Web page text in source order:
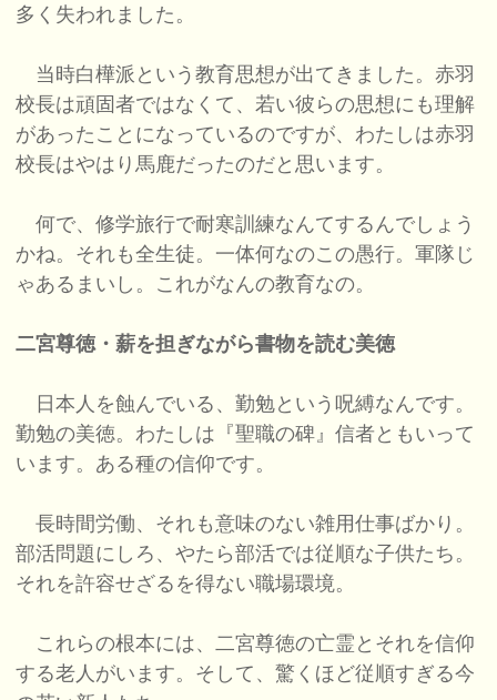
多く失われました。
当時白樺派という教育思想が出てきました。赤羽
校長は頑固者ではなくて、若い彼らの思想にも理解
があったことになっているのですが、わたしは赤羽
校長はやはり馬鹿だったのだと思います。
何で、修学旅行で耐寒訓練なんてするんでしょう
かね。それも全生徒。一体何なのこの愚行。軍隊じ
ゃあるまいし。これがなんの教育なの。
二宮尊徳・薪を担ぎながら書物を読む美徳
日本人を蝕んでいる、勤勉という呪縛なんです。
勤勉の美徳。わたしは『聖職の碑』信者ともいって
います。ある種の信仰です。
長時間労働、それも意味のない雑用仕事ばかり。
部活問題にしろ、やたら部活では従順な子供たち。
それを許容せざるを得ない職場環境。
これらの根本には、二宮尊徳の亡霊とそれを信仰
する老人がいます。そして、驚くほど従順すぎる今